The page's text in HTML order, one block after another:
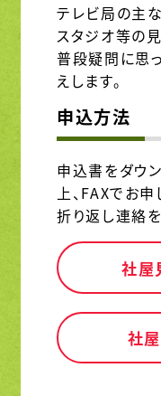
テレビ局の主
スタジオ等の見
普段疑問に思
えします。
申込方法
申込書をダウ
上、FAXでお申
折り返し連絡
社屋
社